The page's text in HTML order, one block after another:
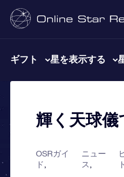
ギフト 星を表示する
輝く天球儀
OSRガイ
ド
ニュー
ス
ト